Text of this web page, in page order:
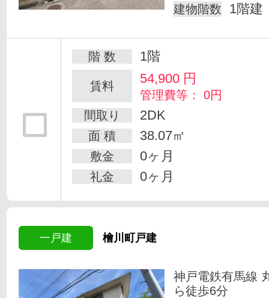
建物階数 1階建
階 数 1階
賃料 54,900 円
管理費等： 0円
間取り
2DK
面 積 38.07㎡
敷金 0ヶ月
礼金 0ヶ月
一戸建 檜川町戸建
神戸電鉄有馬線
ら徒歩6分